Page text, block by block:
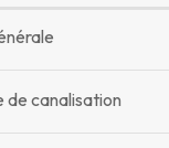
de canalisation